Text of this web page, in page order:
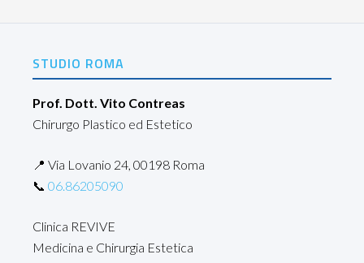
STUDIO ROMA
Prof. Dott. Vito Contreas
Chirurgo Plastico ed Estetico
📍 Via Lovanio 24, 00198 Roma
📞 06.86205090
Clinica REVIVE
Medicina e Chirurgia Estetica